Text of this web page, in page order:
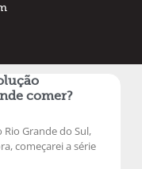
comer?
Grande do Sul,
começarei a série